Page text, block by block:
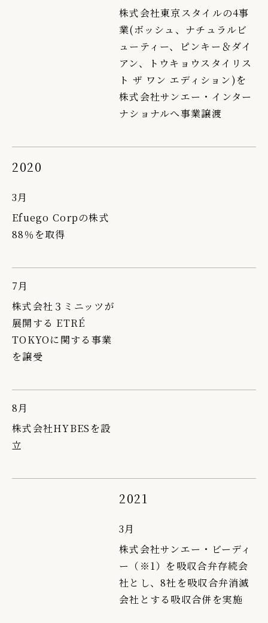
株式会社東京スタイルの4事
業(ボッシュ、ナチュラルビ
ューティー、ピンキー＆ダイ
アン、トウキョウスタイリス
ト ザ ワン エディション)を
株式会社サンエー・インター
ナショナルへ事業譲渡
2020
3月
Efuego Corpの株式
88％を取得
7月
株式会社３ミニッツが
展開する ETRÉ
TOKYOに関する事業
を譲受
8月
株式会社HYBESを設
立
2021
3月
株式会社サンエー・ビーディ
ー（※1）を吸収合弁存続会
社とし、8社を吸収合弁消滅
会社とする吸収合併を実施